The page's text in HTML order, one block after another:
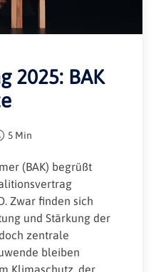
2025: BAK
5 Min
(BAK) begrüßt
Zwar finden sich
und Stärkung der
zentrale
bleiben
Klimaschutz, der